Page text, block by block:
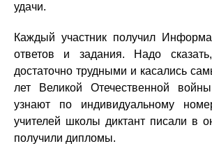
удачи.
Каждый участник получил
ответов и задания. Надо
достаточно трудными и касались
лет Великой Отечественной
узнают по индивидуальному
учителей школы диктант писали в
получили дипломы.